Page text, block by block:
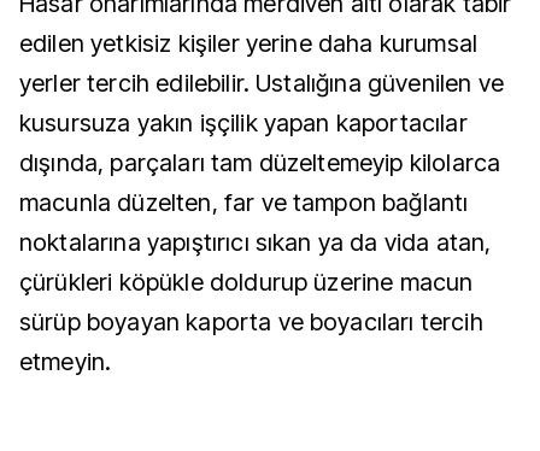
edilen yetkisiz kişiler yerine daha kurumsal
yerler tercih edilebilir. Ustalığına güvenilen ve
kusursuza yakın işçilik yapan kaportacılar
dışında, parçaları tam düzeltemeyip kilolarca
macunla düzelten, far ve tampon bağlantı
noktalarına yapıştırıcı sıkan ya da vida atan,
çürükleri köpükle doldurup üzerine macun
sürüp boyayan kaporta ve boyacıları tercih
etmeyin.